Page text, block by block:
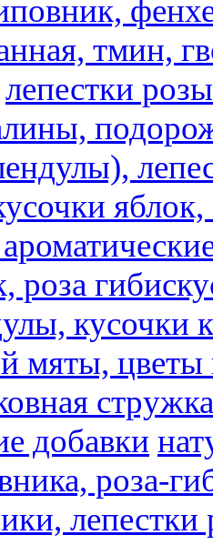
тмин,
лепестки розы
кусочки
мяты,
стружка
добавки
роза-